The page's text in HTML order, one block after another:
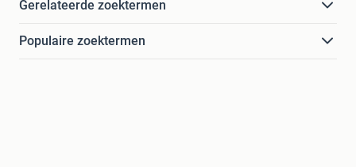
Gerelateerde zoektermen
Populaire zoektermen